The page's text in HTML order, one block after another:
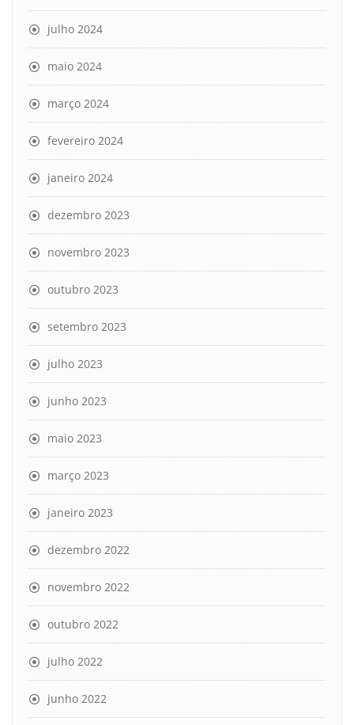
julho 2024
maio 2024
março 2024
fevereiro 2024
janeiro 2024
dezembro 2023
novembro 2023
outubro 2023
setembro 2023
julho 2023
junho 2023
maio 2023
março 2023
janeiro 2023
dezembro 2022
novembro 2022
outubro 2022
julho 2022
junho 2022